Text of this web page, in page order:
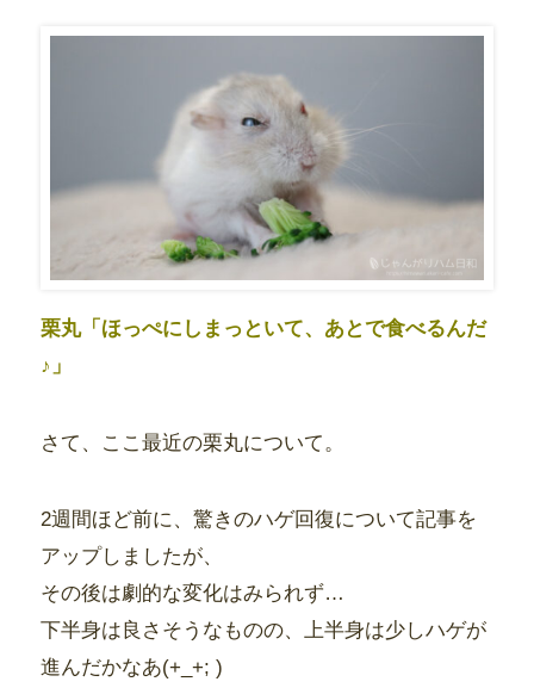
栗丸「ほっぺにしまっといて、あとで食べるんだ
♪」
さて、ここ最近の栗丸について。
2週間ほど前に、驚きのハゲ回復について記事を
アップしましたが、
その後は劇的な変化はみられず…
下半身は良さそうなものの、上半身は少しハゲが
進んだかなあ(+_+; )